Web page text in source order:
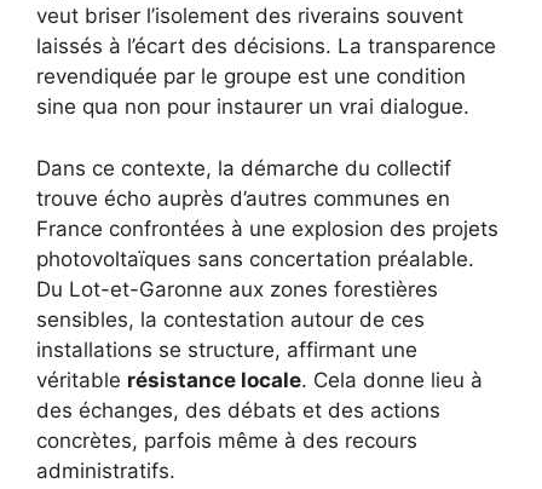
veut briser l’isolement des riverains souvent
laissés à l’écart des décisions. La transparence
revendiquée par le groupe est une condition
sine qua non pour instaurer un vrai dialogue.
Dans ce contexte, la démarche du collectif
trouve écho auprès d’autres communes en
France confrontées à une explosion des projets
photovoltaïques sans concertation préalable.
Du Lot-et-Garonne aux zones forestières
sensibles, la contestation autour de ces
installations se structure, affirmant une
véritable résistance locale. Cela donne lieu à
des échanges, des débats et des actions
concrètes, parfois même à des recours
administratifs.